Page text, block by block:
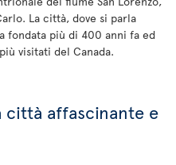
La città, dove si parla
fondata più di 400 anni fa ed
visitati del Canada.
città affascinante e